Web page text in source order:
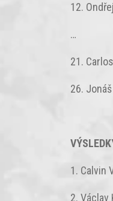
12.
…
21.
26.
1. Calvin
2. Václav